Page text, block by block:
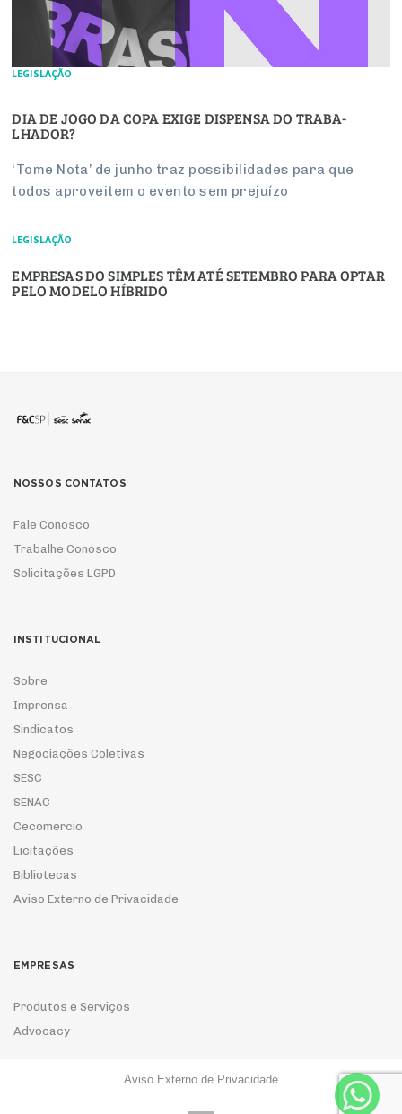
LEGISLAÇÃO
DIA DE JOGO DA COPA EXIGE DIS­PENSA DO TRA­BA­
LHADOR?
‘Tome Nota’ de junho traz pos­si­bi­li­dades para que
todos apro­veitem o evento sem pre­juízo
LEGISLAÇÃO
EMPRESAS DO SIMPLES TÊM ATÉ SETEMBRO PARA OPTAR
PELO MODELO HÍBRIDO
NOSSOS CONTATOS
Fale Conosco
Trabalhe Conosco
Solicitações LGPD
INSTITUCIONAL
Sobre
Imprensa
Sindicatos
Negociações Coletivas
SESC
SENAC
Cecomercio
Licitações
Bibliotecas
Aviso Externo de Privacidade
EMPRESAS
Produtos e Serviços
Advocacy
Aviso Externo de Privacidade